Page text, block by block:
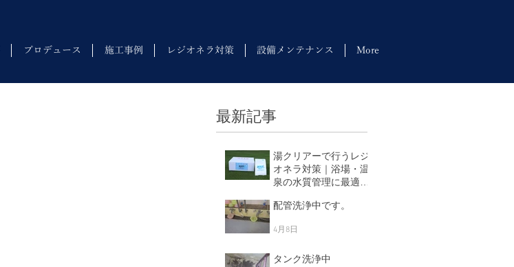
プロデュース 施工事例 レジオネラ対策 設備メンテナンス More
最新記事
湯クリアーで行うレジ
オネラ対策｜浴場・温
泉の水質管理に最適な
5月11日
配管洗浄中です。
4月8日
タンク洗浄中